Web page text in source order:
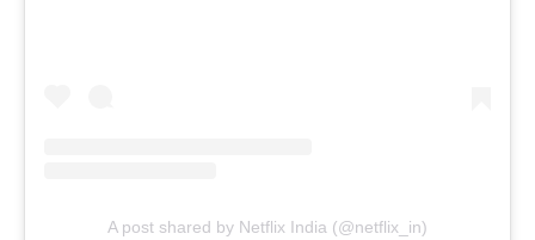
A post shared by Netflix India (@netflix_in)